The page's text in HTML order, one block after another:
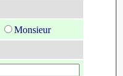
Monsieur